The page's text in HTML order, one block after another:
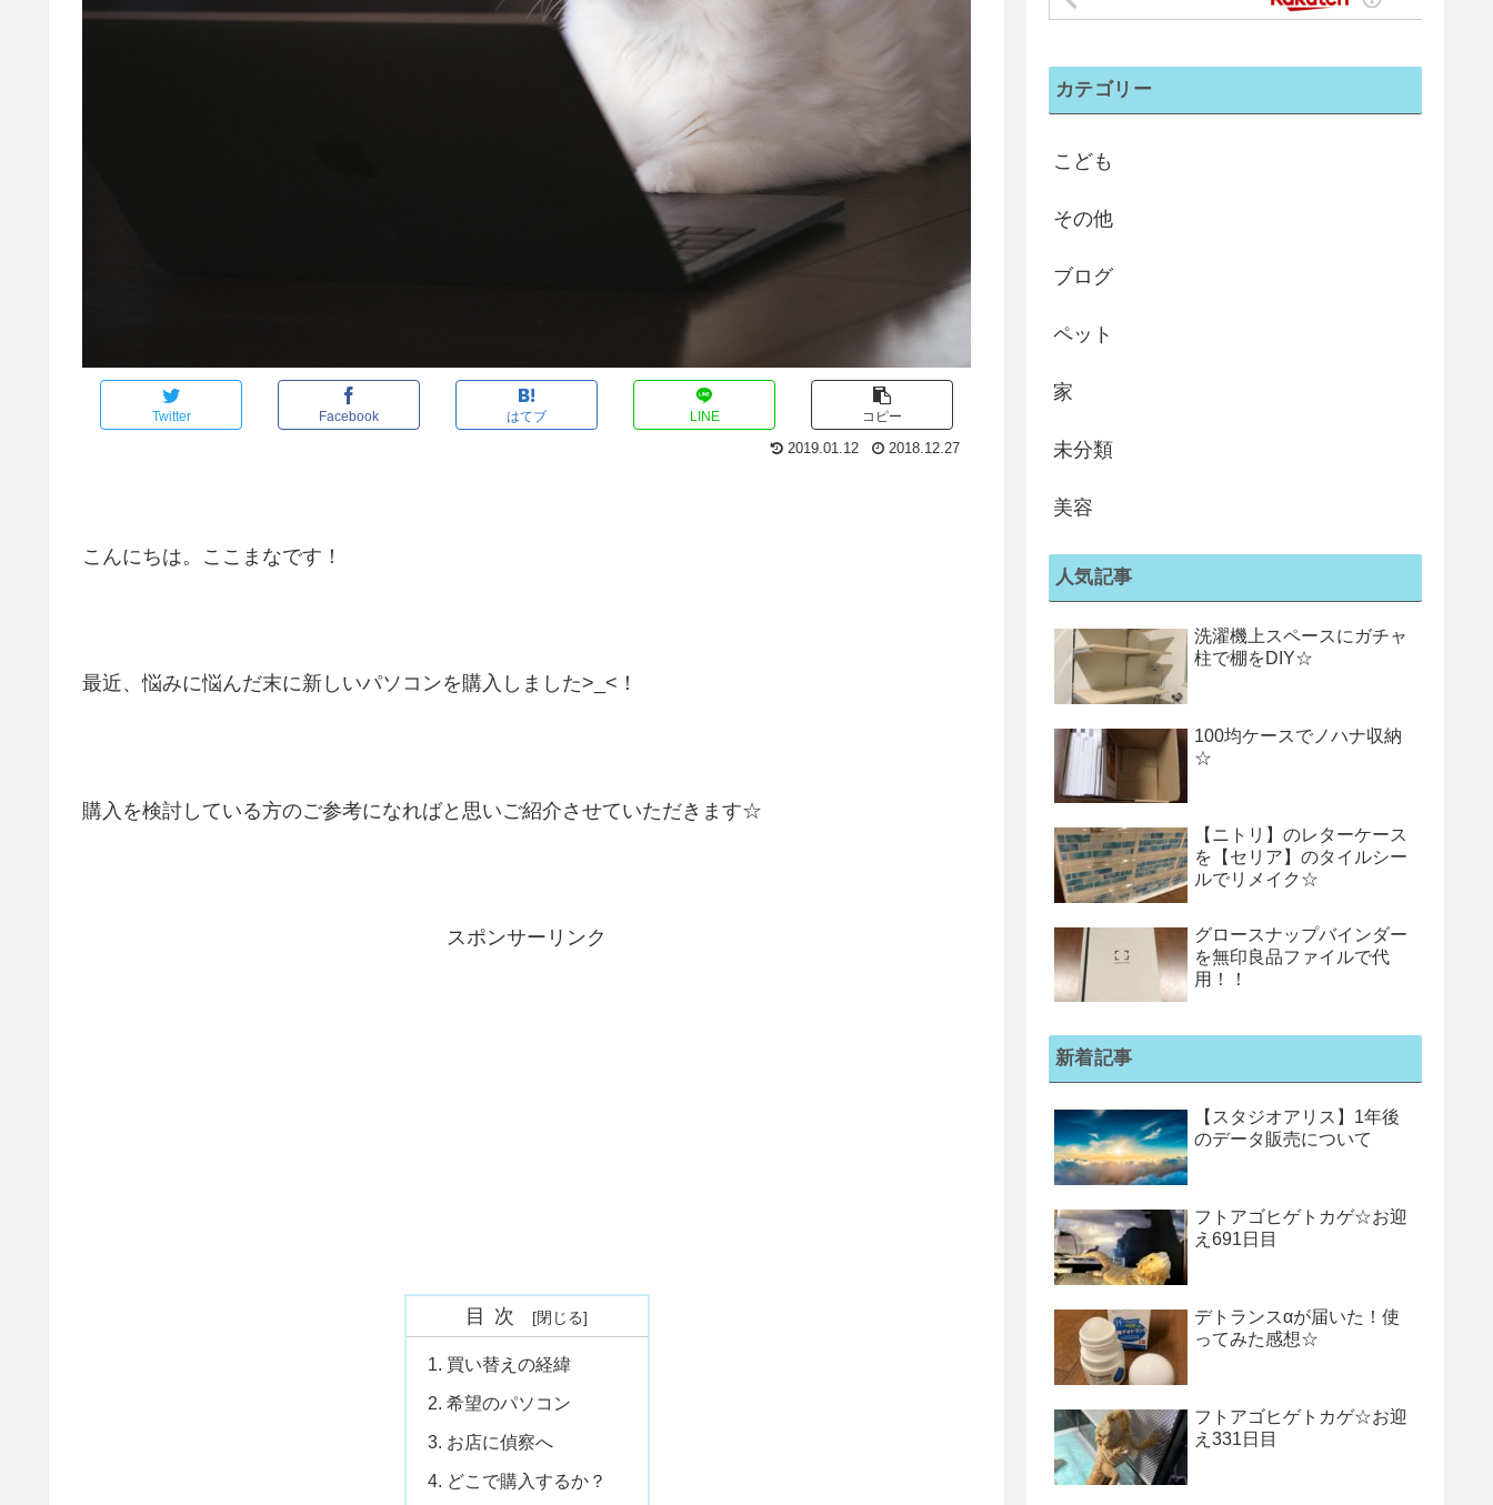
Twitter Facebook はてブ LINE コピー
2019.01.12 2018.12.27
こんにちは。ここまなです！
最近、悩みに悩んだ末に新しいパソコンを購入しました>_<！
購入を検討している方のご参考になればと思いご紹介させていただきます☆
スポンサーリンク
目次
買い替えの経緯
希望のパソコン
お店に偵察へ
どこで購入するか？
カテゴリー
こども
その他
ブログ
ペット
家
未分類
美容
人気記事
洗濯機上スペースにガチャ
柱で棚をDIY☆
100均ケースでノハナ収納
☆
【ニトリ】のレターケース
を【セリア】のタイルシー
ルでリメイク☆
グロースナップバインダー
を無印良品ファイルで代
用！！
新着記事
【スタジオアリス】1年後
のデータ販売について
フトアゴヒゲトカゲ☆お迎
え691日目
デトランスαが届いた！使
ってみた感想☆
フトアゴヒゲトカゲ☆お迎
え331日目